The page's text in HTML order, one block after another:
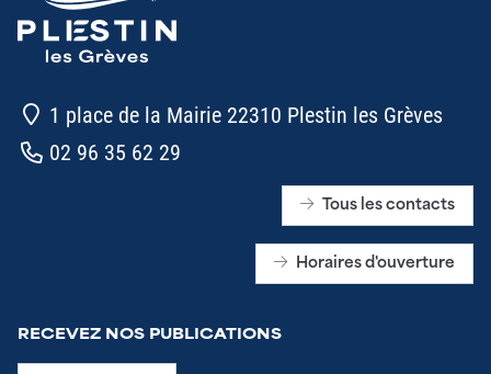
1 place de la Mairie 22310 Plestin les Grèves
02 96 35 62 29
Tous les contacts
Horaires d'ouverture
RECEVEZ NOS PUBLICATIONS